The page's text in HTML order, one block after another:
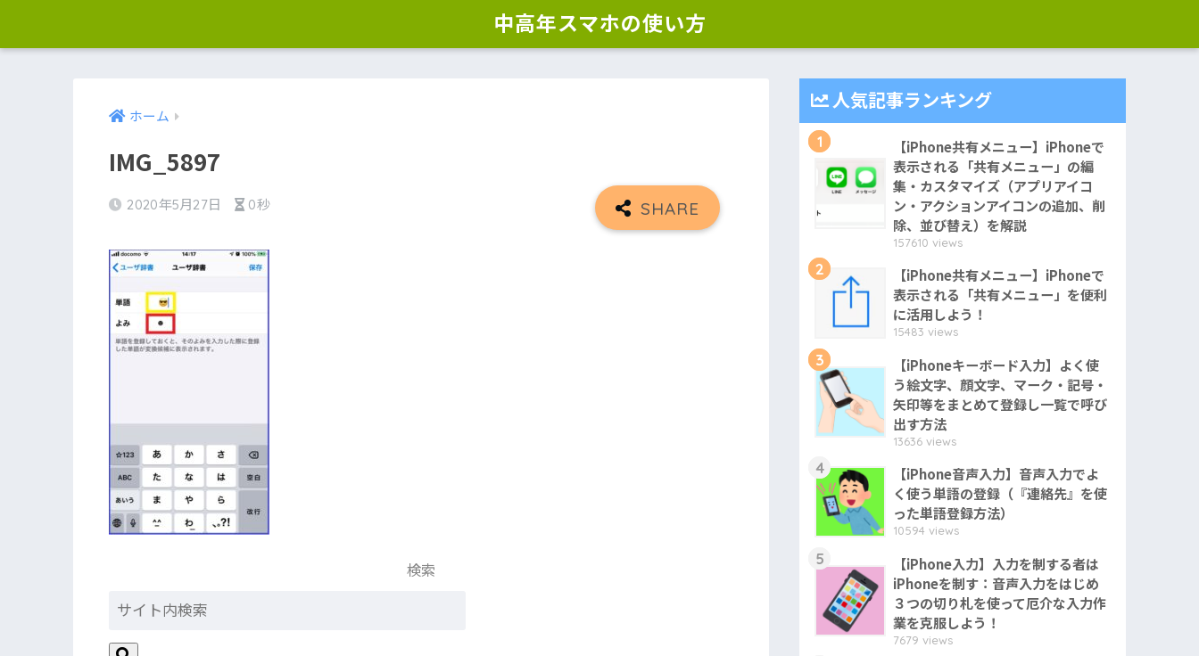
中高年スマホの使い方
ホーム
IMG_5897
2020年5月27日 0秒
検索
人気記事ランキング
1
【iPhone共有メニュー】iPhoneで
表示される「共有メニュー」の編
集・カスタマイズ（アプリアイコ
ン・アクションアイコンの追加、削
除、並び替え）を解説
157610 views
2
【iPhone共有メニュー】iPhoneで
表示される「共有メニュー」を便利
に活用しよう！
15483 views
3
【iPhoneキーボード入力】よく使
う絵文字、顔文字、マーク・記号・
矢印等をまとめて登録し一覧で呼び
出す方法
13636 views
4
【iPhone音声入力】音声入力でよ
く使う単語の登録（『連絡先』を使
った単語登録方法）
10594 views
5
【iPhone入力】入力を制する者は
iPhoneを制す：音声入力をはじめ
３つの切り札を使って厄介な入力作
業を克服しよう！
7679 views